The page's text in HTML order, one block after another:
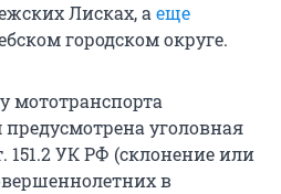
Лисках, аеще
городском округе.
мототранспорта
уголовная
151.2 УК РФ (склонение или
в